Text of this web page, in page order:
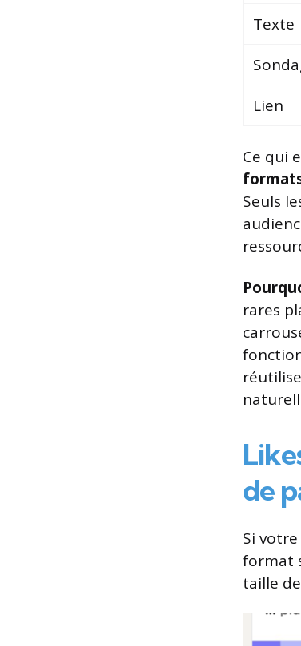
Texte
Lien
Ce qui
Seuls
rares
de
Si
format
taille